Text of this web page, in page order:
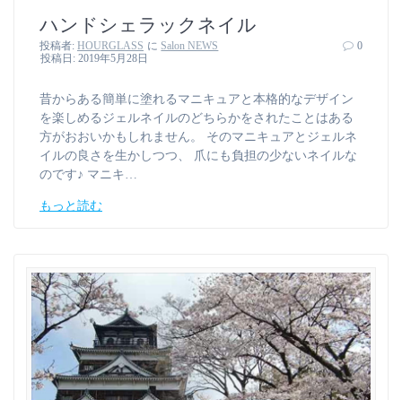
ハンドシェラックネイル
投稿者: HOURGLASS に Salon NEWS
投稿日: 2019年5月28日
0
昔からある簡単に塗れるマニキュアと本格的なデザイン
を楽しめるジェルネイルのどちらかをされたことはある
方がおおいかもしれません。 そのマニキュアとジェルネ
イルの良さを生かしつつ、 爪にも負担の少ないネイルな
のです♪ マニキ…
もっと読む